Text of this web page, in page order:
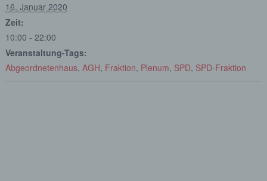
16. Januar 2020
Zeit:
10:00 - 22:00
Veranstaltung-Tags:
Abgeordnetenhaus, AGH, Fraktion, Plenum, SPD, SPD-Fraktion